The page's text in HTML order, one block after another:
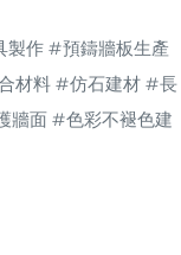
製作#預鑄牆板生產
材料#仿石建材#長
牆面#色彩不褪色建